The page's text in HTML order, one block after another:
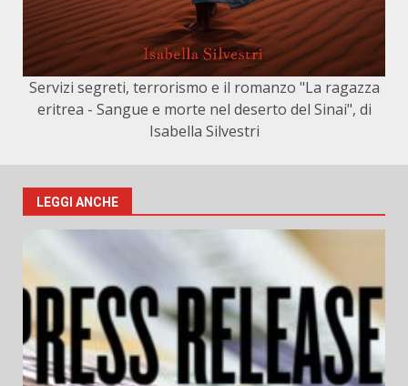
Servizi segreti, terrorismo e il romanzo "La ragazza
eritrea - Sangue e morte nel deserto del Sinai", di
Isabella Silvestri
LEGGI ANCHE